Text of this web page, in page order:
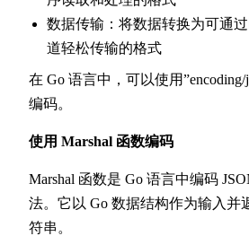
数据传输：将数据转换为可通
道轻松传输的格式
在 Go 语言中，可以使用
编码。
使用 Marshal 函数编码
Marshal 函数是 Go 语言中编码
法。它以 Go 数据结构作为输入并
符串。